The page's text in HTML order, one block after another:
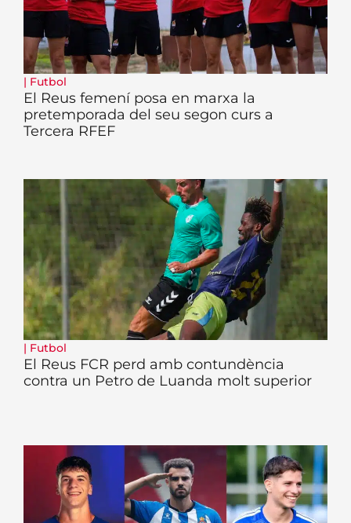
| Futbol
El Reus femení posa en marxa la
pretemporada del seu segon curs a
Tercera RFEF
| Futbol
El Reus FCR perd amb contundència
contra un Petro de Luanda molt superior